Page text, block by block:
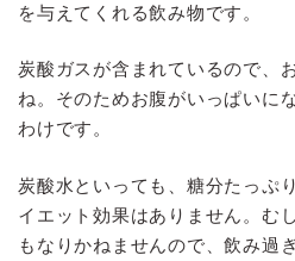
を与えてくれる飲み物です。
炭酸ガスが含まれているので、
ね。そのためお腹がいっぱいに
わけです。
炭酸水といっても、糖分たっぷ
イエット効果はありません。む
もなりかねませんので、飲み過